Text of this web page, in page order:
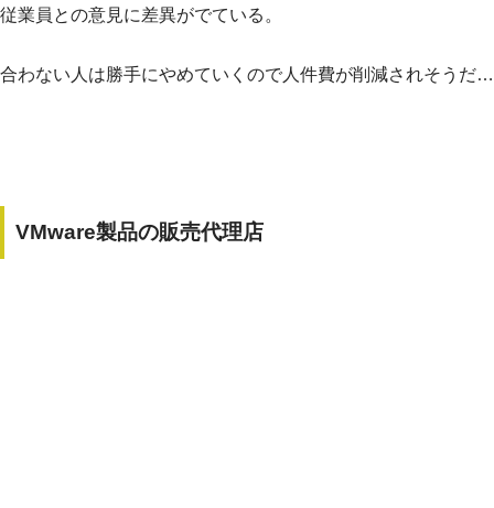
従業員との意見に差異がでている。
合わない人は勝手にやめていくので人件費が削減されそうだ…
VMware製品の販売代理店